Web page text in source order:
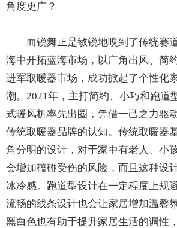
角度更广？
而锐舞正是敏锐地嗅到了传统赛
海中开拓蓝海市场，以广角出风、简
进军取暖器市场，成功掀起了个性化
潮。2021年，主打简约、小巧和跑道
式暖风机率先出圈，凭借一己之力驱
传统取暖器品牌的认知。传统取暖器
角分明的设计，对于家中有老人、小
会增加磕碰受伤的风险，而且这种设
冰冷感。跑道型设计在一定程度上规
流畅的线条设计也会让家居增加温馨
黑白色也有助于提升家居生活的调性